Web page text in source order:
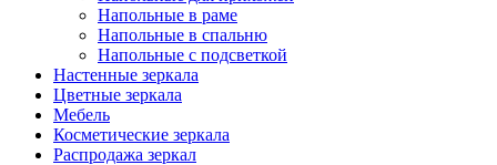
Напольные в раме
Напольные в спальню
Напольные с подсветкой
Настенные зеркала
Цветные зеркала
Мебель
Косметические зеркала
Распродажа зеркал